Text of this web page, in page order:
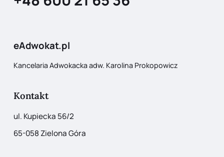
eAdwokat.pl
Kancelaria Adwokacka adw. Karolina Prokopowicz
Kontakt
ul. Kupiecka 56/2
65-058 Zielona Góra